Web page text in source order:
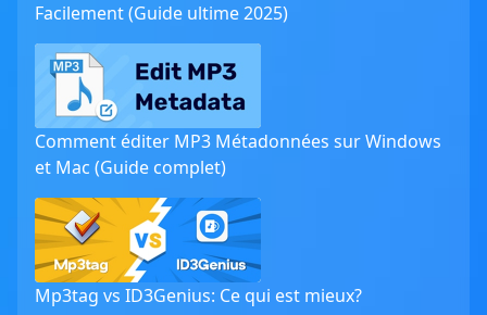
Facilement (Guide ultime 2025)
Comment éditer MP3 Métadonnées sur Windows
et Mac (Guide complet)
Mp3tag vs ID3Genius: Ce qui est mieux?